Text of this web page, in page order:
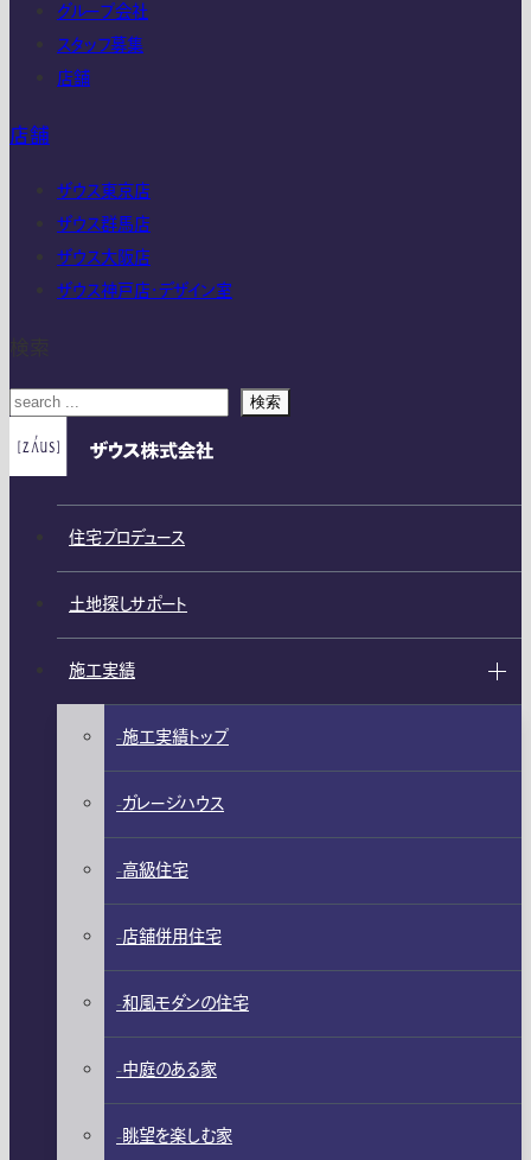
グループ会社
スタッフ募集
店舗
店舗
ザウス東京店
ザウス群馬店
ザウス大阪店
ザウス神戸店・デザイン室
検索
住宅プロデュース
土地探しサポート
施工実績
施工実績トップ
ガレージハウス
高級住宅
店舗併用住宅
和風モダンの住宅
中庭のある家
眺望を楽しむ家